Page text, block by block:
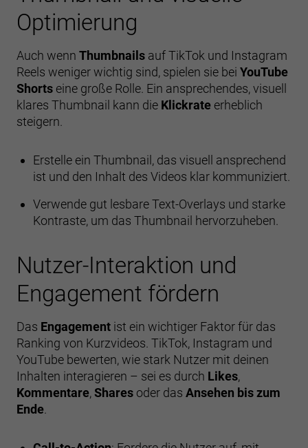
Optimierung
Auch wenn Thumbnails auf TikTok und Instagram
Reels weniger wichtig sind, spielen sie bei YouTube
Shorts eine große Rolle. Ein ansprechendes, visuell
klares Thumbnail kann die Klickrate erheblich
steigern.
Erstelle ein Thumbnail, das visuell ansprechend
ist und den Inhalt des Videos klar kommuniziert.
Verwende gut lesbare Text-Overlays und starke
Kontraste, um das Thumbnail hervorzuheben.
Nutzer-Interaktion und
Engagement fördern
Das Engagement ist ein wichtiger Faktor für das
Ranking von Kurzvideos. TikTok, Instagram und
YouTube bewerten, wie stark Nutzer mit deinen
Inhalten interagieren – sei es durch Likes,
Kommentare,Shares oder das Ansehen bis zum
Ende